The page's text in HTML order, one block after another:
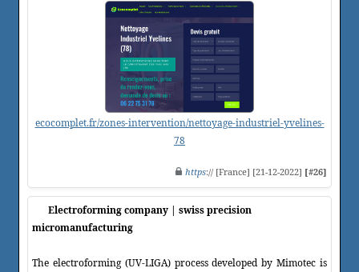
ecocomplet.fr/zones-intervention/nettoyage-industriel-yvelines-
78
https:// [France] [21-12-2022] [#26]
Electroforming company | swiss precision
micromanufacturing
The electroforming (UV-LIGA) process developed by Mimotec is